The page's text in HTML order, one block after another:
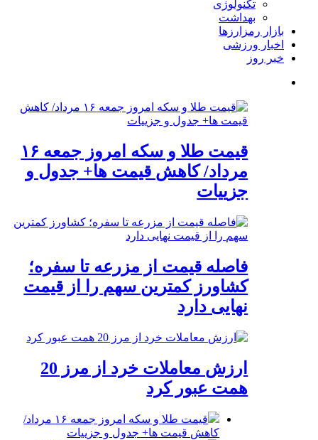
تکنولوژی
بهداشت
بازار رمزارزها
اخبار ورزشی
خبر روز
قیمت طلا و سکه امروز جمعه ۱۶
مرداد/ کاهش قیمت ها+ جدول و
جزییات
فاصله قیمت از مزرعه تا سفره؛
کشاورز کمترین سهم را از قیمت
نهایی دارد
ارزش معاملات خرد از مرز 20
همت عبور کرد
قیمت طلا و سکه امروز جمعه ۱۶ مرداد/
کاهش قیمت ها+ جدول و جزییات